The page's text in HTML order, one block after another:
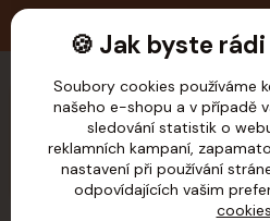
🍪 Jak byste
Soubory cookies používáme
našeho e-shopu a v případě
sledování statistik o
reklamních kampaní,
nastavení při používání
odpovídajících vašim
cookies